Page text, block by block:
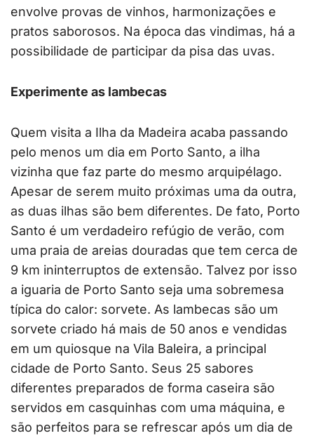
envolve provas de vinhos, harmonizações e
pratos saborosos. Na época das vindimas, há a
possibilidade de participar da pisa das uvas.
Experimente as lambecas
Quem visita a Ilha da Madeira acaba passando
pelo menos um dia em Porto Santo, a ilha
vizinha que faz parte do mesmo arquipélago.
Apesar de serem muito próximas uma da outra,
as duas ilhas são bem diferentes. De fato, Porto
Santo é um verdadeiro refúgio de verão, com
uma praia de areias douradas que tem cerca de
9 km ininterruptos de extensão. Talvez por isso
a iguaria de Porto Santo seja uma sobremesa
típica do calor: sorvete. As lambecas são um
sorvete criado há mais de 50 anos e vendidas
em um quiosque na Vila Baleira, a principal
cidade de Porto Santo. Seus 25 sabores
diferentes preparados de forma caseira são
servidos em casquinhas com uma máquina, e
são perfeitos para se refrescar após um dia de